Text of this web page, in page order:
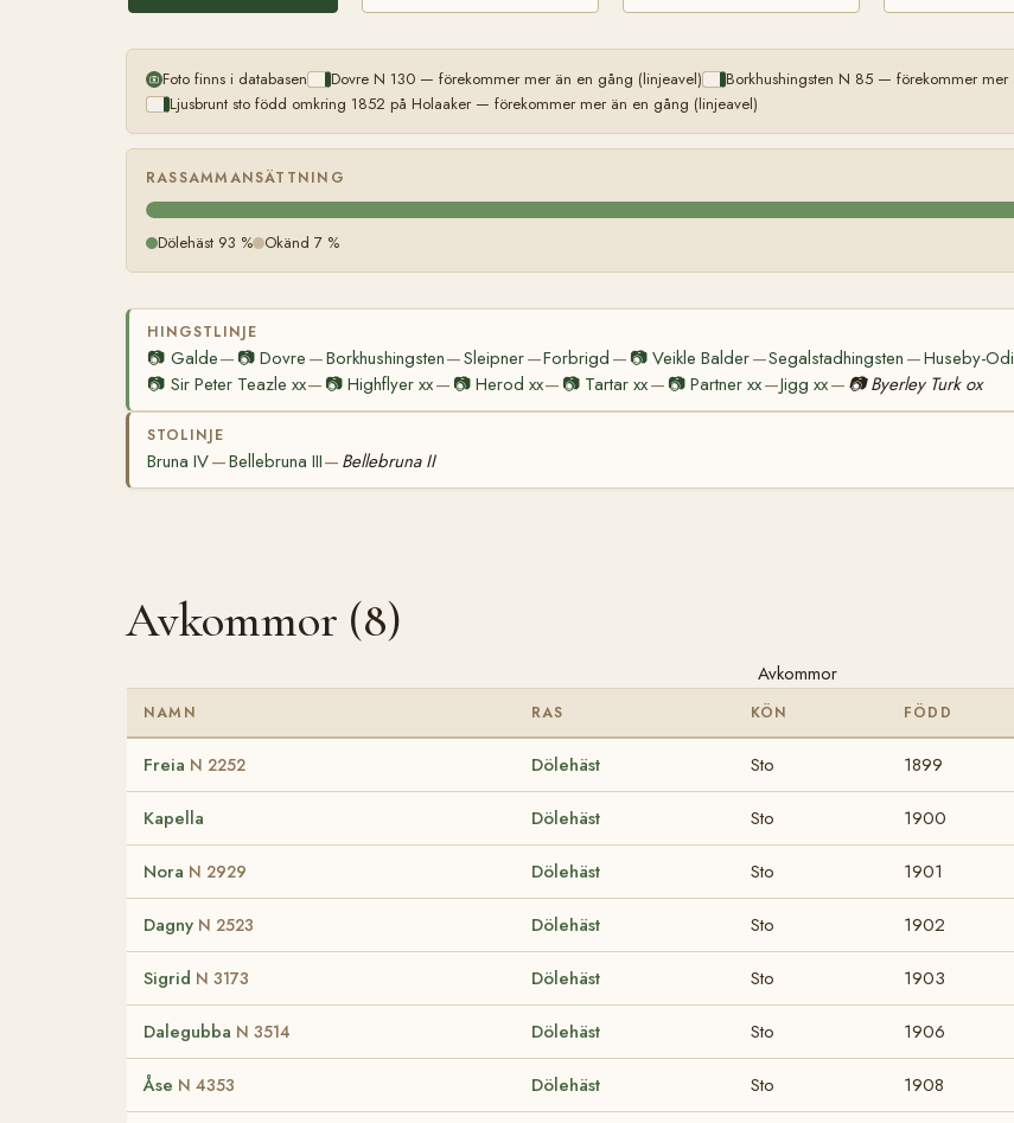
Foto finns i databasen Dovre N 130 — förekommer mer än en gång (linjeavel)
Borkhushingsten N 85 — förekommer
Ljusbrunt sto född omkring 1852 på Holaaker — förekommer mer än en gång (linjeavel)
RASSAMMANSÄTTNING
Dölehäst 93 % Okänd 7 %
HINGSTLINJE
📷 Galde— 📷Dovre —Borkhushingsten—Sleipner—Forbrigd — 📷Veikle Balder—Segalstadhingsten —Huseby-
📷 Sir Peter Teazle xx— 📷Highflyer xx— 📷 Herod xx— 📷 Tartar xx— 📷Partner xx—Jigg xx— 📷 Byerley Turk ox
STOLINJE
Bruna IV—Bellebruna III— Bellebruna II
Avkommor (8)
Avkommor
NAMN RAS KÖN FÖDD
Freia N 2252 Dölehäst Sto 1899
Kapella Dölehäst Sto 1900
Nora N 2929 Dölehäst Sto 1901
Dagny N 2523 Dölehäst Sto 1902
Sigrid N 3173 Dölehäst Sto 1903
Dalegubba N 3514 Dölehäst Sto 1906
Åse N 4353 Dölehäst Sto 1908